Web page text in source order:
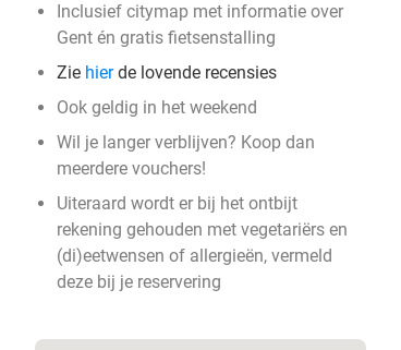
Inclusief citymap met informatie over
Gent én gratis fietsenstalling
Zie hierde lovende recensies
Ook geldig in het weekend
Wil je langer verblijven? Koop dan
meerdere vouchers!
Uiteraard wordt er bij het ontbijt
rekening gehouden met vegetariërs en
(di)eetwensen of allergieën, vermeld
deze bij je reservering